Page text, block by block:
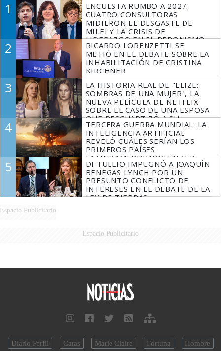
1
ENCUESTA RUMBO A 2027:
CUATRO CONSULTORAS
MIDIERON EL DESGASTE DE
MILEI Y LA CRISIS DE
LIDERAZGO EN EL PERONISMO
2
RICARDO LORENZETTI SE
METIÓ EN EL DEBATE SOBRE LA
INHABILITACIÓN DE CRISTINA
KIRCHNER
3
LA HISTORIA REAL DE "ELIZE:
SOMBRAS DE UNA MUJER", LA
NUEVA PELÍCULA DE NETFLIX
SOBRE EL CASO DE UNA ESPOSA
QUE DESCUARTIZÓ A SU
MARIDO
4
TERCERA GUERRA MUNDIAL: LA
INTELIGENCIA ARTIFICIAL
REVELÓ CUÁLES SERÍAN LOS
PRIMEROS PAÍSES
LATINOAMERICANOS EN SER
DERROTADOS
5
DI TULLIO IMPUGNÓ A JOAQUÍN
BENEGAS LYNCH POR UN
PRESUNTO CONFLICTO DE
INTERESES EN EL DEBATE DE LA
LEY DE TIERRAS
Espacio Publicitario
Espacio Publicitario
Diario Perfil Caras Marie Claire Fortuna Hombre